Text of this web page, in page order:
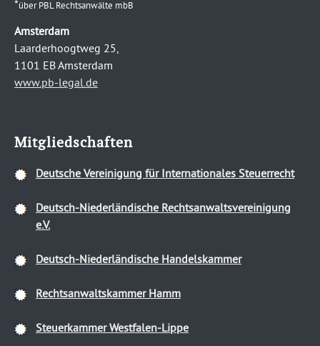
*über PBL Rechtsanwälte mbB
Amsterdam
Laarderhoogtweg 25,
1101 EB Amsterdam
www.pb-legal.de
Mitgliedschaften
Deutsche Vereinigung für Internationales Steuerrecht
Deutsch-Niederländische Rechtsanwaltsvereinigung
e.V.
Deutsch-Niederländische Handelskammer
Rechtsanwaltskammer Hamm
Steuerkammer Westfalen-Lippe